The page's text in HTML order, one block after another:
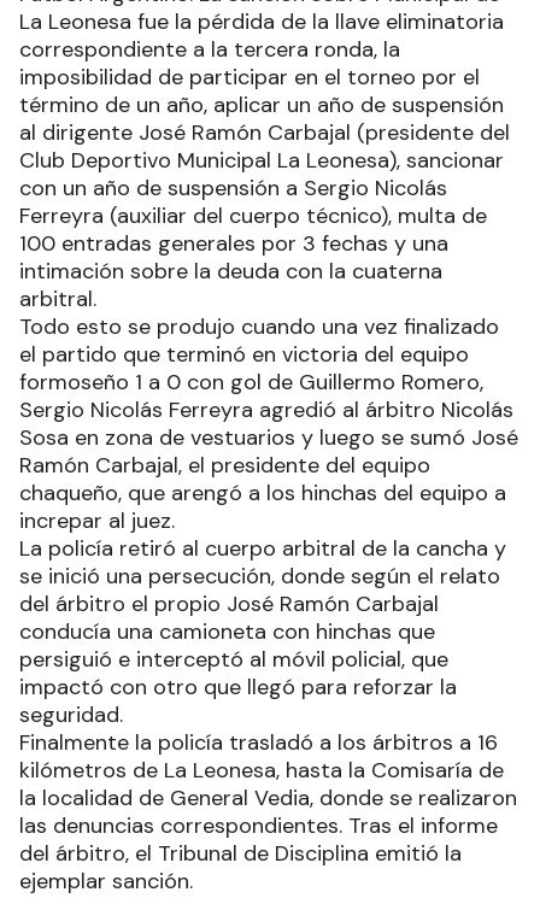
La Leonesa fue la pérdida de la llave eliminatoria
correspondiente a la tercera ronda, la
imposibilidad de participar en el torneo por el
término de un año, aplicar un año de suspensión
al dirigente José Ramón Carbajal (presidente del
Club Deportivo Municipal La Leonesa), sancionar
con un año de suspensión a Sergio Nicolás
Ferreyra (auxiliar del cuerpo técnico), multa de
100 entradas generales por 3 fechas y una
intimación sobre la deuda con la cuaterna
arbitral.
Todo esto se produjo cuando una vez finalizado
el partido que terminó en victoria del equipo
formoseño 1 a 0 con gol de Guillermo Romero,
Sergio Nicolás Ferreyra agredió al árbitro Nicolás
Sosa en zona de vestuarios y luego se sumó José
Ramón Carbajal, el presidente del equipo
chaqueño, que arengó a los hinchas del equipo a
increpar al juez.
La policía retiró al cuerpo arbitral de la cancha y
se inició una persecución, donde según el relato
del árbitro el propio José Ramón Carbajal
conducía una camioneta con hinchas que
persiguió e interceptó al móvil policial, que
impactó con otro que llegó para reforzar la
seguridad.
Finalmente la policía trasladó a los árbitros a 16
kilómetros de La Leonesa, hasta la Comisaría de
la localidad de General Vedia, donde se realizaron
las denuncias correspondientes. Tras el informe
del árbitro, el Tribunal de Disciplina emitió la
ejemplar sanción.